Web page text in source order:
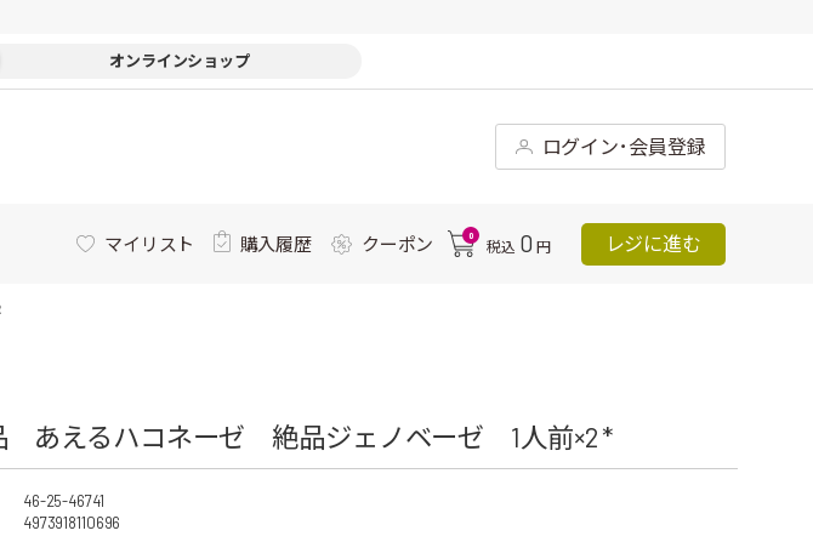
オンラインショップ
ログイン･会員登録
マイリスト 購入履歴 クーポン 0
税込 0 円 レジに進む
あえるハコネーゼ 絶品ジェノベーゼ 1人前×2 *
46-25-46741
4973918110696